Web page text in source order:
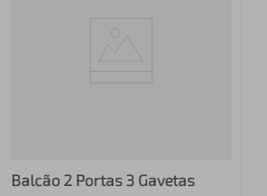
Balcão 2 Portas 3 Gavetas